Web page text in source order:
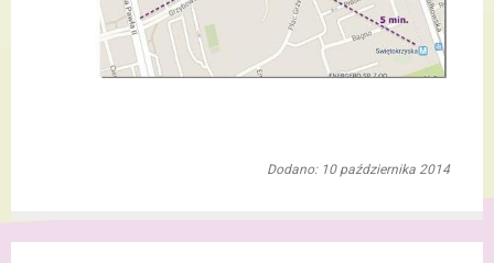
Dodano: 10 października 2014